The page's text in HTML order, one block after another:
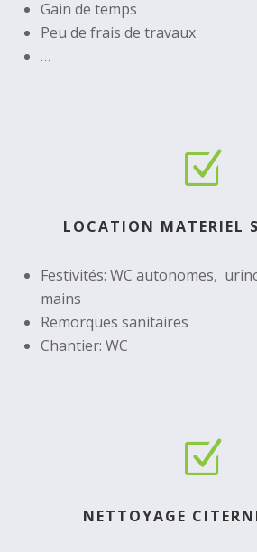
Gain de temps
Peu de frais de travaux
…
Z
LOCATION MATERIEL
Festivités: WC autonomes,
mains
Remorques sanitaires
Chantier: WC
Z
NETTOYAGE